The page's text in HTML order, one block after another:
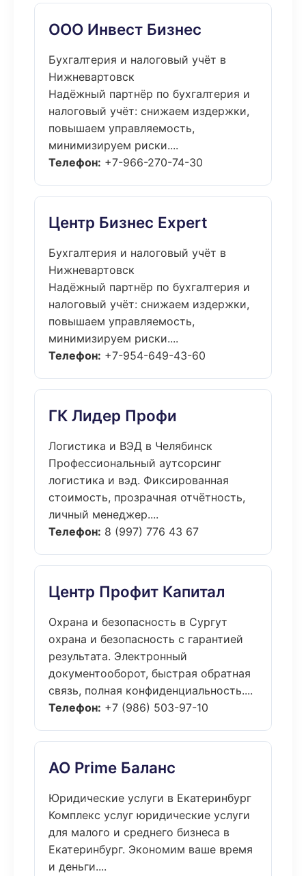
ООО Инвест Бизнес
Бухгалтерия и налоговый учёт в
Нижневартовск
Надёжный партнёр по бухгалтерия и
налоговый учёт: снижаем издержки,
повышаем управляемость,
минимизируем риски....
Телефон: +7-966-270-74-30
Центр Бизнес Expert
Бухгалтерия и налоговый учёт в
Нижневартовск
Надёжный партнёр по бухгалтерия и
налоговый учёт: снижаем издержки,
повышаем управляемость,
минимизируем риски....
Телефон: +7-954-649-43-60
ГК Лидер Профи
Логистика и ВЭД в Челябинск
Профессиональный аутсорсинг
логистика и вэд. Фиксированная
стоимость, прозрачная отчётность,
личный менеджер....
Телефон: 8 (997) 776 43 67
Центр Профит Капитал
Охрана и безопасность в Сургут
охрана и безопасность с гарантией
результата. Электронный
документооборот, быстрая обратная
связь, полная конфиденциальность....
Телефон: +7 (986) 503-97-10
АО Prime Баланс
Юридические услуги в Екатеринбург
Комплекс услуг юридические услуги
для малого и среднего бизнеса в
Екатеринбург. Экономим ваше время
и деньги....